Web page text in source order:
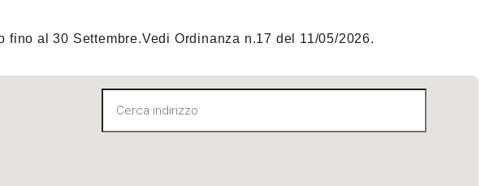
al 30 Settembre.Vedi Ordinanza n.17 del 11/05/2026.